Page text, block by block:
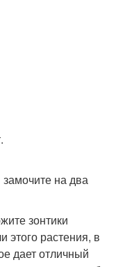
на два
зонтики
этого растения, в
дает отличный